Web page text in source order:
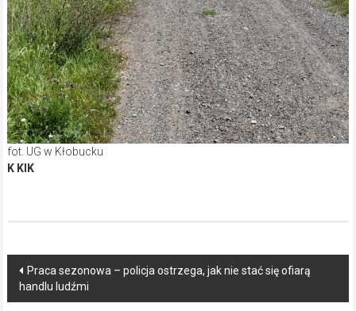
fot. UG w Kłobucku
K KIK
Post
navigation
Praca sezonowa – policja ostrzega, jak nie stać się ofiarą
handlu ludźmi